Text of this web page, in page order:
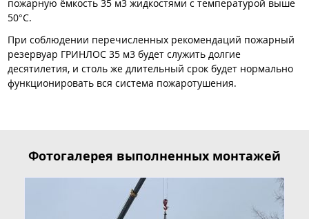
пожарную ёмкость 35 м3 жидкостями с температурой выше
50°С.
При соблюдении перечисленных рекомендаций пожарный
резервуар ГРИНЛОС 35 м3 будет служить долгие
десятилетия, и столь же длительный срок будет нормально
функционировать вся система пожаротушения.
Фотогалерея выполненных монтажей